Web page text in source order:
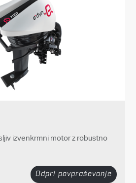
izvenkrmni motor z robustno
Odpri povpraševanje